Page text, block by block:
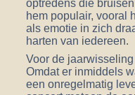
optredens die
hem populair, vooral
als emotie in zich
harten van iedereen.
Voor de
Omdat er inmiddels
een onregelmatig